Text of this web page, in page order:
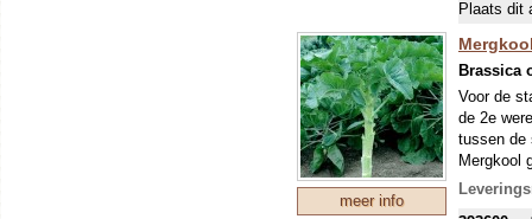
Plaats dit
meer info
Brassica
Voor de
de 2e
tussen de
Mergkool
geven